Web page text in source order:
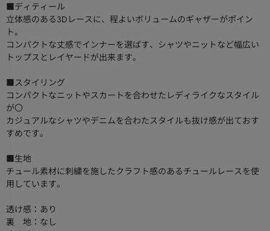
■ディティール
立体感のある3Dレースに、程よいボリュームのギャザーがポイン
ト。
コンパクトな丈感でインナーを選ばす、シャツやニットなど幅広い
トップスとレイヤードが出来ます。
■スタイリング
コンパクトなニットやスカートを合わせたレディライクなスタイル
が〇
カジュアルなシャツやデニムを合わたスタイルも抜け感が出ておす
すめです。
■生地
チュール素材に刺繍を施したクラフト感のあるチュールレースを使
用しています。
透け感：あり
裏 地：なし